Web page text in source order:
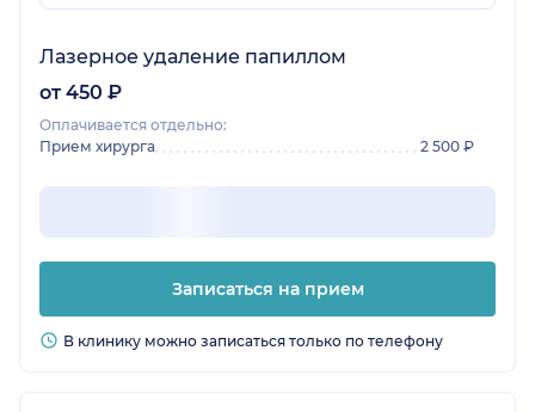
Лазерное удаление папиллом
от 450 ₽
Оплачивается отдельно:
Прием хирурга
2 500 ₽
Записаться на прием
В клинику можно записаться только по телефону